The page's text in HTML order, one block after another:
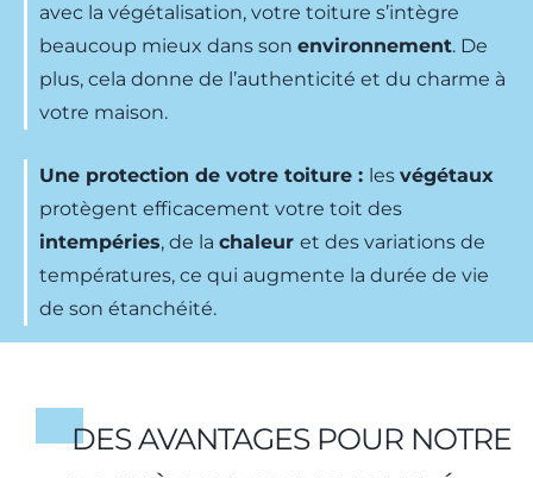
avec la végétalisation, votre toiture s’intègre
beaucoup mieux dans son environnement. De
plus, cela donne de l’authenticité et du charme à
votre maison.
Une protection de votre toiture : les végétaux
protègent efficacement votre toit des
intempéries, de la chaleur et des variations de
températures, ce qui augmente la durée de vie
de son étanchéité.
DES AVANTAGES POUR NOTRE